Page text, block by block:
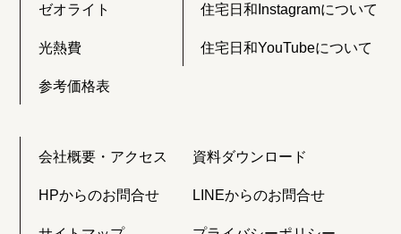
ゼオライト
光熱費
参考価格表
住宅日和Instagramについて
住宅日和YouTubeについて
会社概要・アクセス 資料ダウンロード
HPからのお問合せ LINEからのお問合せ